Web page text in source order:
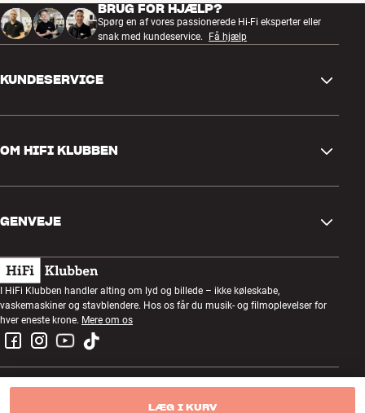
LÆG I KURV
BRUG FOR HJÆLP?
Spørg en af vores passionerede Hi-Fi eksperter eller
snak med kundeservice.
Få hjælp
KUNDESERVICE
Retur og reklamation
Fortryd ordre
Handelsbetingelser
Privatlivspolitik
OM HIFI KLUBBEN
Kundeklub
Lytteaften
Konkurrencer
Job i HiFi Klubben
GENVEJE
Gavekort
Byg med lyd
Montering og installation
Retur af el-affald
I HiFi Klubben handler alting om lyd og billede – ikke køleskabe,
vaskemaskiner og stavblendere. Hos os får du musik- og filmoplevelser for
hver eneste krone. Mere om os